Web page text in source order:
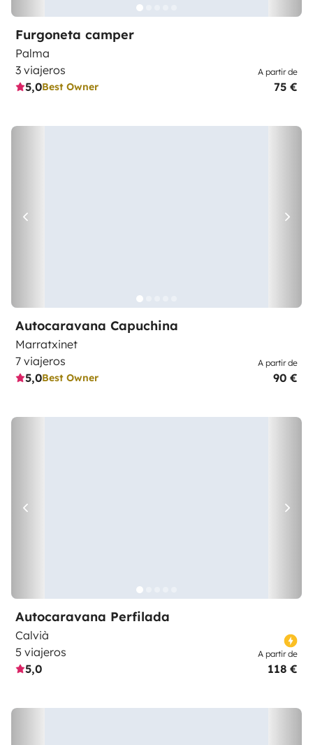
Furgoneta camper
Palma
3 viajeros
5,0Best Owner
A partir de
75 €
Autocaravana Capuchina
Marratxinet
7 viajeros
5,0Best Owner
A partir de
90 €
Autocaravana Perfilada
Calvià
5 viajeros
5,0
A partir de
118 €